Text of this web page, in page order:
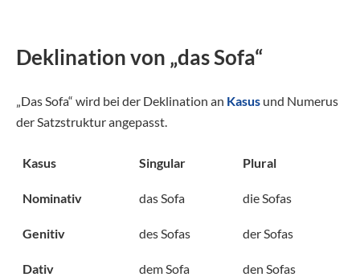
Deklination von „das Sofa“
„Das Sofa“ wird bei der Deklination an Kasus und Numerus
der Satzstruktur angepasst.
Kasus Singular Plural
Nominativ das Sofa die Sofas
Genitiv des Sofas der Sofas
Dativ dem Sofa den Sofas